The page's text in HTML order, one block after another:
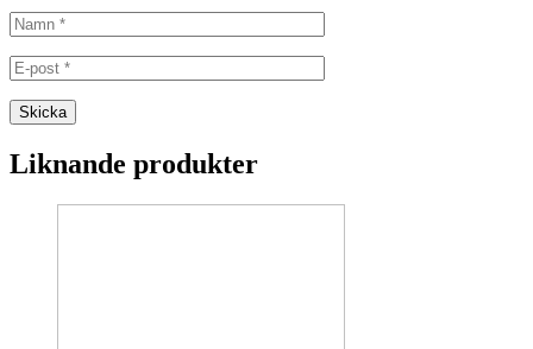
Liknande produkter